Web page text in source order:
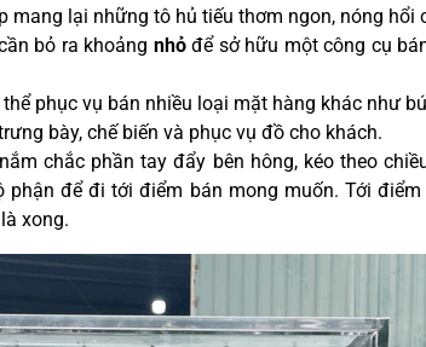
mang lại những tô hủ tiếu thơm ngon, nóng hổi
bỏ ra khoảng nhỏ để sở hữu một công cụ
phục vụ bán nhiều loại mặt hàng khác như
bày, chế biến và phục vụ đồ cho khách.
chắc phần tay đẩy bên hông, kéo theo
phận để đi tới điểm bán mong muốn. Tới
xong.